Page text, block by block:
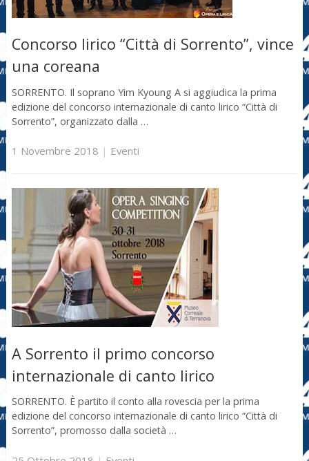
Concorso lirico “Città di Sorrento”, vince
una coreana
SORRENTO. Il soprano Yim Kyoung A si aggiudica la prima
edizione del concorso internazionale di canto lirico “Città di
Sorrento”, organizzato dalla …
1 Novembre 2018 | Eventi
A Sorrento il primo concorso
internazionale di canto lirico
SORRENTO. È partito il conto alla rovescia per la prima
edizione del concorso internazionale di canto lirico “Città di
Sorrento”, promosso dalla società …